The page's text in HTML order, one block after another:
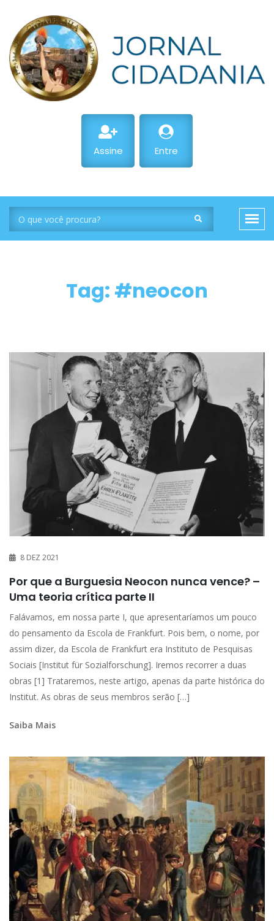
Assine Entre
Tag: #neocon
8 DEZ 2021
Por que a Burguesia Neocon nunca vence? –
Uma teoria crítica parte II
Falávamos, em nossa parte I, que apresentaríamos um pouco
do pensamento da Escola de Frankfurt. Pois bem, o nome, por
assim dizer, da Escola de Frankfurt era Instituto de Pesquisas
Sociais [Institut für Sozialforschung]. Iremos recorrer a duas
obras [1] Trataremos, neste artigo, apenas da parte histórica do
Institut. As obras de seus membros serão […]
Saiba Mais